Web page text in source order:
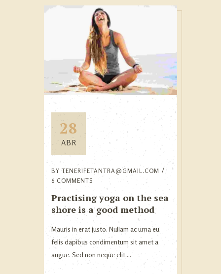
28
ABR
BY TENERIFETANTRA@GMAIL.COM
6 COMMENTS
Practising yoga on the sea
shore is a good method
Mauris in erat justo. Nullam ac urna eu
felis dapibus condimentum sit amet a
augue. Sed non neque elit....